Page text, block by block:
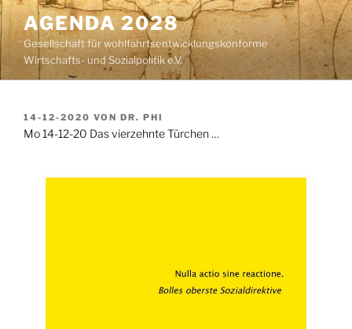
Zum
Inhalt
springen
AGENDA 2028
Gesellschaft für wohlfahrtsentwicklungskonforme
Wirtschafts- und Sozialpolitik e.V.
VERÖFFENTLICHT
AM
14-12-2020 VON DR. PHI
Mo 14-12-20 Das vierzehnte Türchen …